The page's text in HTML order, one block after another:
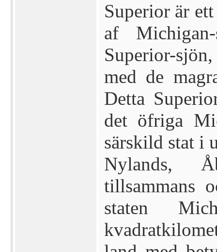
Superior är
af
Superior-
med de
Detta
det öfriga
särskild stat i
Nylands,
tillsammans
staten